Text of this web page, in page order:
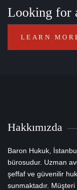
Looking for
LEARN
Hakkımızda
Baron Hukuk,
bürosudur. Uzman
şeffaf ve güvenilir
sunmaktadır.